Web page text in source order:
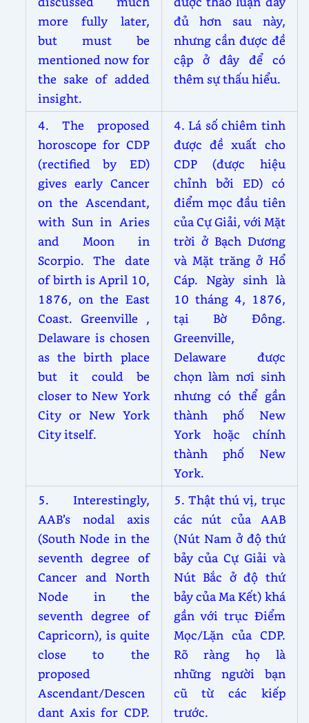
more fully later,
but must be
mentioned now for
the sake of added
insight.
đủ hơn sau này,
nhưng cần được đề
cập ở đây để có
thêm sự thấu hiểu.
4. The proposed
horoscope for CDP
(rectified by ED)
gives early Cancer
on the Ascendant,
with Sun in Aries
and Moon in
Scorpio. The date
of birth is April 10,
1876, on the East
Coast. Greenville ,
Delaware is chosen
as the birth place
but it could be
closer to New York
City or New York
City itself.
4. Lá số chiêm tinh
được đề xuất cho
CDP (được hiệu
chỉnh bởi ED) có
điểm mọc đầu tiên
của Cự Giải, với Mặt
trời ở Bạch Dương
và Mặt trăng ở Hổ
Cáp. Ngày sinh là
10 tháng 4, 1876,
tại Bờ Đông.
Greenville,
Delaware được
chọn làm nơi sinh
nhưng có thể gần
thành phố New
York hoặc chính
thành phố New
York.
5. Interestingly,
AAB’s nodal axis
(South Node in the
seventh degree of
Cancer and North
Node in the
seventh degree of
Capricorn), is quite
close to the
proposed
Ascendant/Descen
dant Axis for CDP.
5. Thật thú vị, trục
các nút của AAB
(Nút Nam ở độ thứ
bảy của Cự Giải và
Nút Bắc ở độ thứ
bảy của Ma Kết) khá
gần với trục Điểm
Mọc/Lặn của CDP.
Rõ ràng họ là
những người bạn
cũ từ các kiếp
trước.